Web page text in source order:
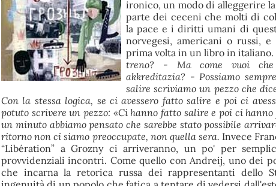
ironico, un modo di alleggerire
parte dei ceceni che molti di
la pace e i diritti umani di
norvegesi, americani o russi,
prima volta in un libro in italiano.
treno? - Ma come vuoi
akkreditazia? - Possiamo
salire scriviamo un pezzo che
Con la stessa logica, se ci avessero fatto salire e poi ci
potuto scrivere un pezzo: «Ci hanno fatto salire e poi ci
un minuto abbiamo pensato che sarebbe stato possibile
ritorno non ci siamo preoccupate, non quella sera. Invece
“Libération” a Grozny ci arriveranno, un po' per
provvidenziali incontri. Come quello con Andreij, uno dei
che incarna la retorica russa dei rappresentanti dello